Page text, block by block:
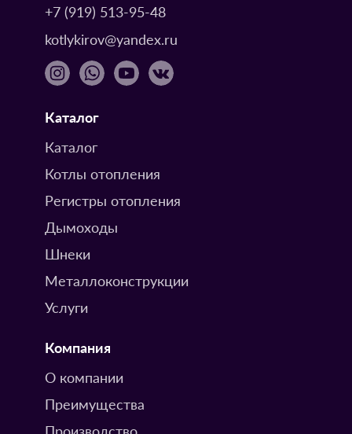
+7 (919) 513-95-48
kotlykirov@yandex.ru
Каталог
Каталог
Котлы отопления
Регистры отопления
Дымоходы
Шнеки
Металлоконструкции
Услуги
Компания
О компании
Преимущества